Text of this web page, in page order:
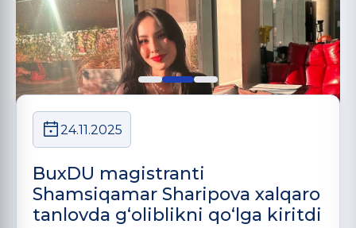
24.11.2025
BuxDU magistranti
Shamsiqamar Sharipova xalqaro
tanlovda g‘oliblikni qo‘lga kiritdi